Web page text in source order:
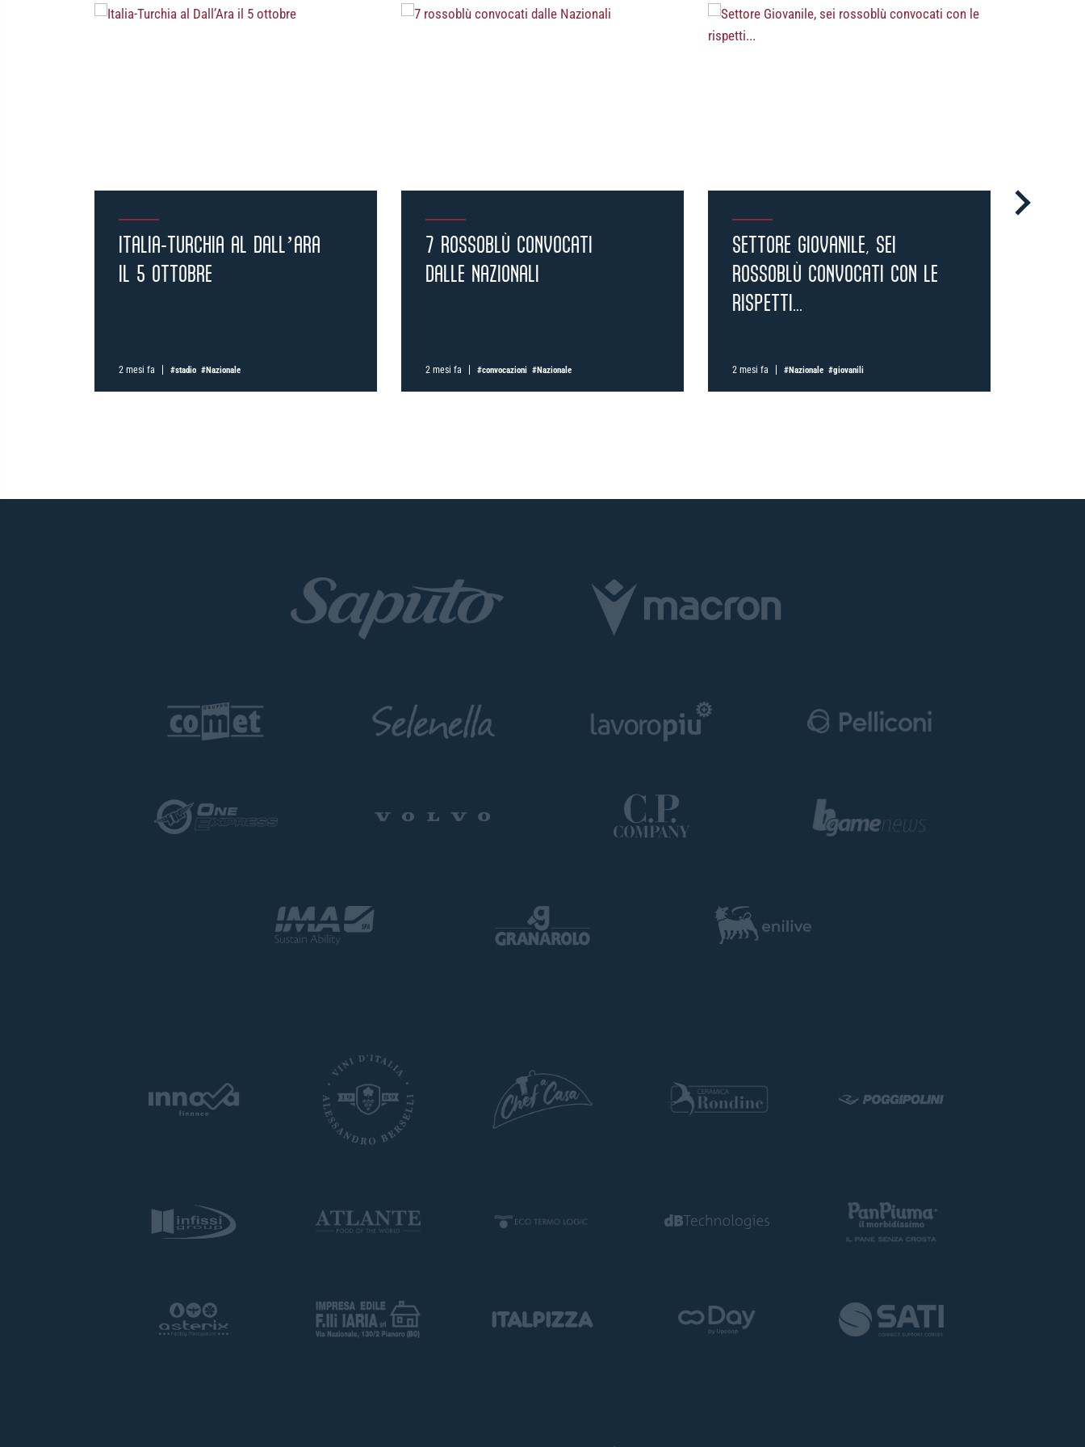
ITALIA-TURCHIA AL DALL’ARA
IL 5 OTTOBRE
2 mesi fa #stadio #Nazionale
7 ROSSOBLÙ CONVOCATI
DALLE NAZIONALI
2 mesi fa #convocazioni #Nazionale
SETTORE GIOVANILE, SEI
ROSSOBLÙ CONVOCATI CON LE
RISPETTI...
2 mesi fa #Nazionale #giovanili
Pre-vendita solo per
possessori
«We are one»
cittadini bolognesi . Le
vendite regolari inizieranno il.